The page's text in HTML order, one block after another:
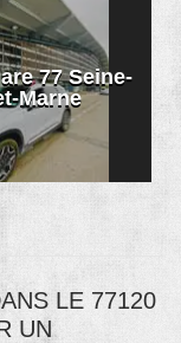
Taxi
77 Seine-et-
LE 77120
UN